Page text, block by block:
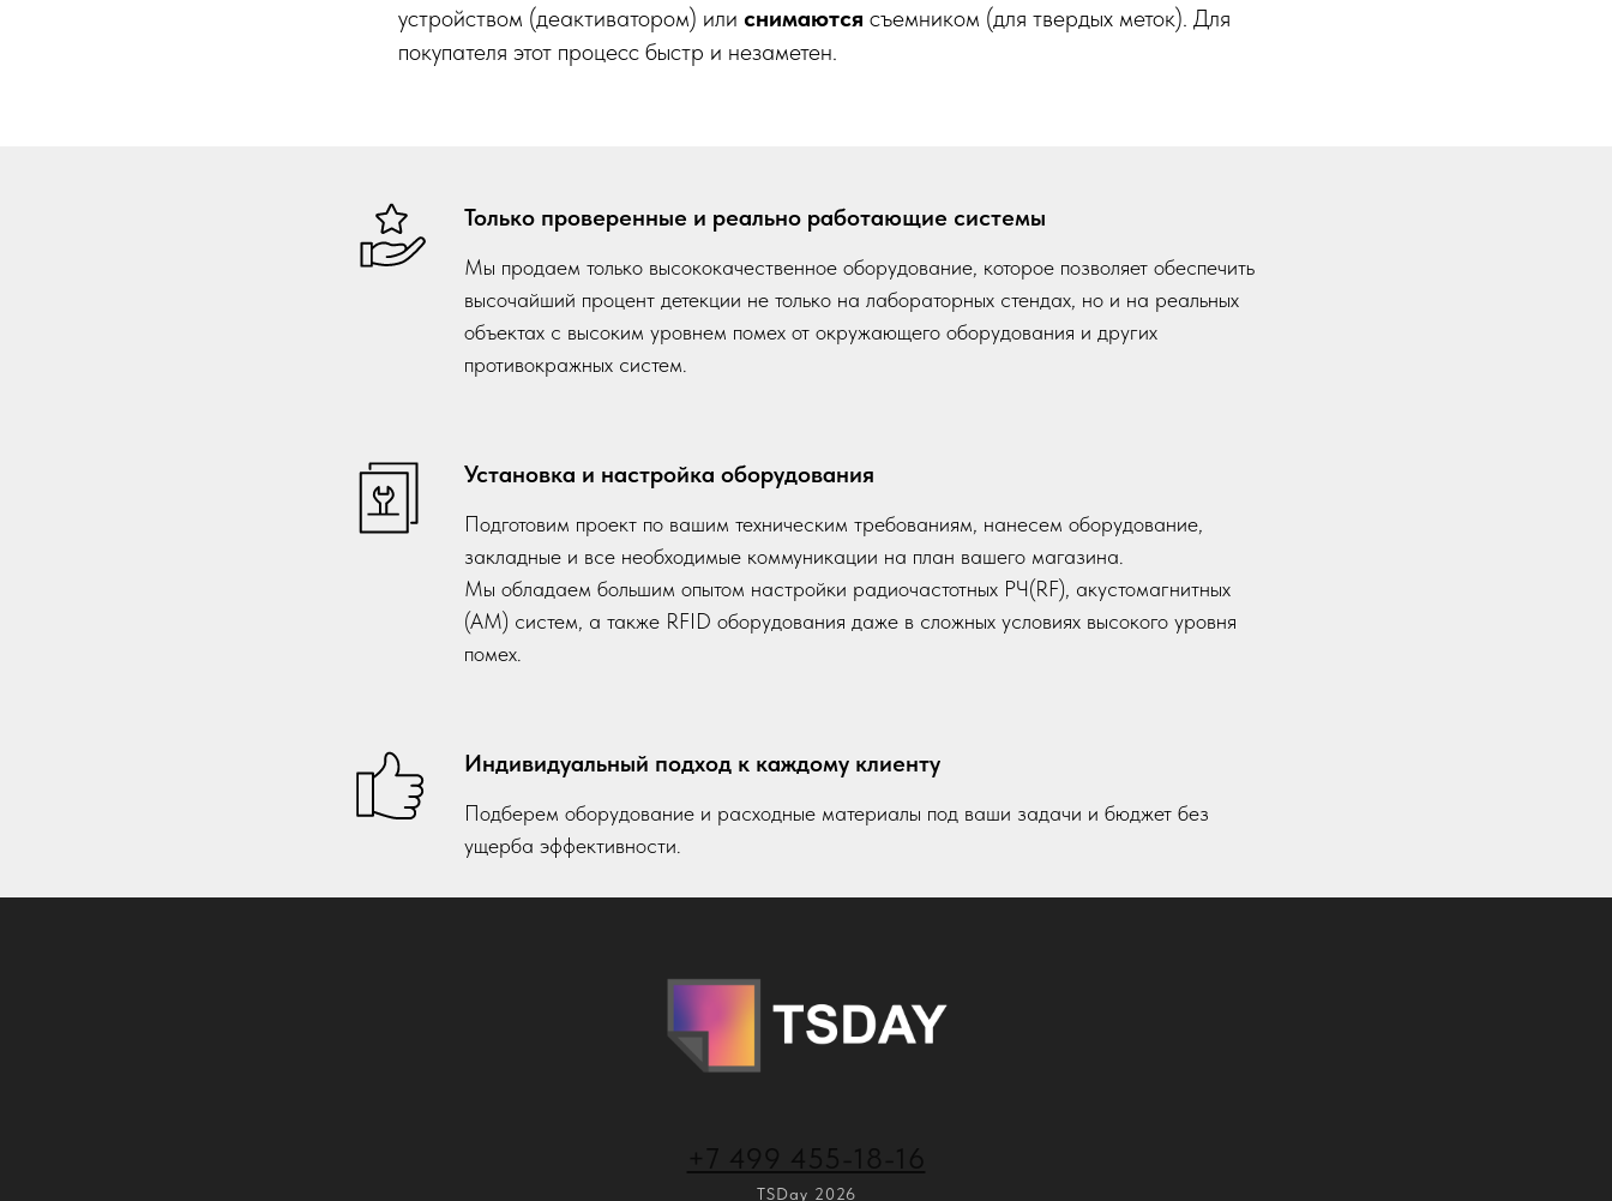
устройством (деактиватором) или снимаются съемником (для твердых меток). Для
покупателя этот процесс быстр и незаметен.
Только проверенные и реально работающие системы
Мы продаем только высококачественное оборудование, которое позволяет обеспечить
высочайший процент детекции не только на лабораторных стендах, но и на реальных
объектах с высоким уровнем помех от окружающего оборудования и других
противокражных систем.
Установка и настройка оборудования
Подготовим проект по вашим техническим требованиям, нанесем оборудование,
закладные и все необходимые коммуникации на план вашего магазина.
Мы обладаем большим опытом настройки радиочастотных РЧ(RF), акустомагнитных
(АМ) систем, а также RFID оборудования даже в сложных условиях высокого уровня
помех.
Индивидуальный подход к каждому клиенту
Подберем оборудование и расходные материалы под ваши задачи и бюджет без
ущерба эффективности.
+7 499 455-18-16
TSDay 2026